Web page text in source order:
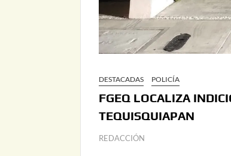
DESTACADAS POLICÍA
FGEQ LOCALIZA
TEQUISQUIAPAN
REDACCIÓN